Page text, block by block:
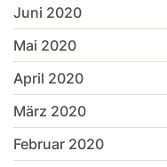
Juni 2020
Mai 2020
April 2020
März 2020
Februar 2020